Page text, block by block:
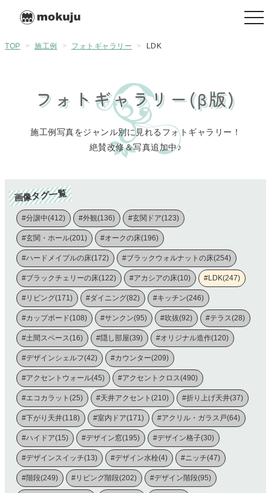
TOP > 施工例 > フォトギャラリー > LDK
フォトギャラリー(β版)
施工例写真をジャンル別に見れるフォトギャラリー！
絶賛改修＆写真追加中♪
画像タグ一覧
#分譲中(412) #外観(136) #玄関ドア(123)
#玄関・ホール(201) #オークの床(196)
#ハードメイプルの床(172) #ブラックウォルナットの床(254)
#ブラックチェリーの床(122) #アカシアの床(10) #LDK(247)
#リビング(171) #ダイニング(82) #キッチン(246)
#カップボード(108) #サンクン(95) #吹抜(92) #テラス(28)
#土間スペース(16) #隠し部屋(39) #オリジナル造作(120)
#デザインシェルフ(42) #カウンター(209)
#アクセントウォール(45) #アクセントクロス(490)
#エコカラット(25) #天井アクセント(210) #折り上げ天井(37)
#下がり天井(118) #室内ドア(171) #アクリル・ガラス戸(64)
#ハイドア(15) #デザイン窓(195) #デザイン格子(30)
#デザインスイッチ(13) #デザイン水栓(4) #ニッチ(47)
#階段(249) #リビング階段(202) #デザイン階段(95)